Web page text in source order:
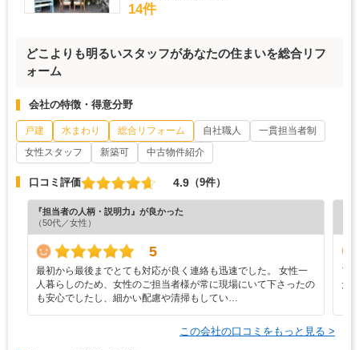
14件
どこよりも明るいスタッフがあなたの住まいを総合リフ
ォーム
会社の特徴・得意分野
戸建 水まわり 総合リフォーム 自社職人
一貫担当者制
女性スタッフ
新築可 中古物件紹介
口コミ評価 4.9 （9件）
『担当者の人柄・説明力』が良かった
（50代／女性）
5
最初から最後までとても対応が良く連絡も迅速でした。 女性一
人暮らしのため、女性のご担当者様が常に現場にいて下さったの
も安心でしたし、細かい配慮や清掃もしてい…
ア
た
この会社の口コミをもっと見る >